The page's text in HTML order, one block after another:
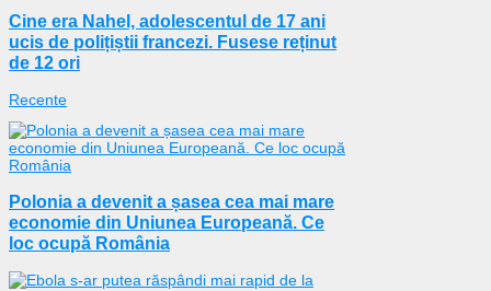
Cine era Nahel, adolescentul de 17 ani
ucis de polițiștii francezi. Fusese reținut
de 12 ori
Recente
Polonia a devenit a șasea cea mai mare
economie din Uniunea Europeană. Ce
loc ocupă România